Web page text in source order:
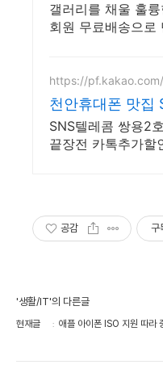
갤러리를 채울 훌
회원 무료배송으로
https://
천안휴대폰 맛집
레콤 천안 휴대폰
80%할인
SNS텔레콤 쌍용2
끝장전 카톡추가할
공감 구
'생활/IT'의 다른글
현재글 애플 아이폰 ISO 지원 따라